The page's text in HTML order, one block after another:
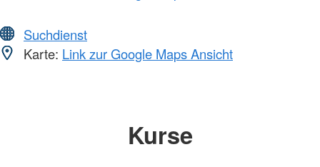
Suchdienst
Karte: Link zur Google Maps Ansicht
Kurse